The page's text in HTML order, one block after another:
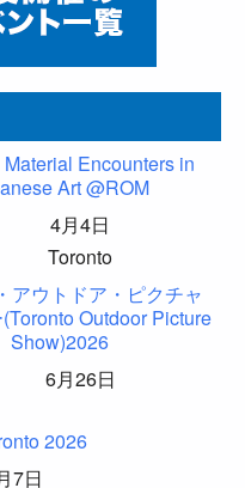
Encounters in
Art @ROM
4月4日
Toronto
アウトドア・ピクチャ
Outdoor Picture
Show)2026
6月26日
2026
7日